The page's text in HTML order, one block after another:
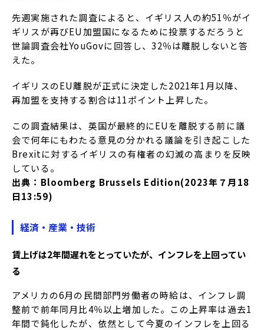
先週実施された調査によると、イギリス人の約51％がイ
ギリスが再びEU加盟国になるために投票するだろうと
世論調査会社YouGovに回答し、32％は離脱しないと答
えた。
イギリスのEU離脱が正式に決定した2021年1月以降、
再加盟を支持する割合は11ポイント上昇した。
この調査結果は、英国が最終的にEUを離脱する前に議
会で何年にもわたる意見の分かれる議論を引き起こした
Brexitに対するイギリスの有権者の幻滅の高まりを反映
している。
出典：Bloomberg Brussels Edition(2023年７月18
日13:59)
経済・産業・技術
賃上げは2年間遅れをとっていたが、インフレを上回ってい
る
アメリカの6月の民間部門労働者の時給は、インフレ調
整前で前年同月比4％以上増加した。この上昇率は過去1
年間で鈍化したが、依然として今夏のインフレを上回る